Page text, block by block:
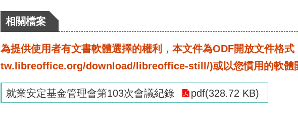
相關檔案
為提供使用者有文書軟體選擇的權利，本文件為ODF開放文件格
tw.libreoffice.org/download/libreoffice-still/)或以您慣用的軟體
就業安定基金管理會第103次會議紀錄 pdf(328.72 KB)